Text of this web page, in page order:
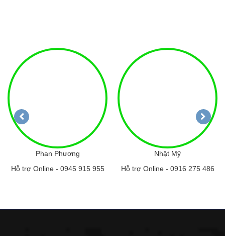
Phan Phương
Hỗ trợ Online - 0945 915 955
Nhật Mỹ
Hỗ trợ Online - 0916 275 486